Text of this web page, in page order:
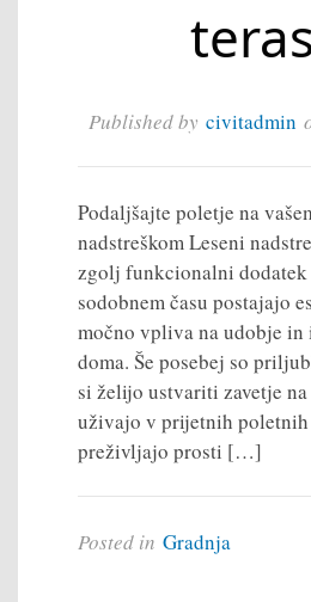
Published by civitadmin
Podaljšajte poletje na
nadstreškom Leseni
zgolj funkcionalni
sodobnem času postajajo
močno vpliva na udobje in
doma. Še posebej so
si želijo ustvariti zavetje
uživajo v prijetnih
preživljajo prosti […]
Posted in Gradnja